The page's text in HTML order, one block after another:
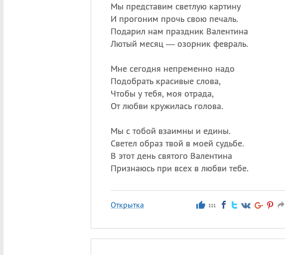
Мы представим светлую картину
И прогоним прочь свою печаль.
Подарил нам праздник Валентина
Лютый месяц — озорник февраль.
Мне сегодня непременно надо
Подобрать красивые слова,
Чтобы у тебя, моя отрада,
От любви кружилась голова.
Мы с тобой взаимны и едины.
Светел образ твой в моей судьбе.
В этот день святого Валентина
Признаюсь при всех в любви тебе.
Открытка 111